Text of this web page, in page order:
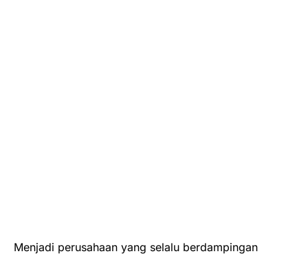
Menjadi perusahaan yang selalu berdampingan